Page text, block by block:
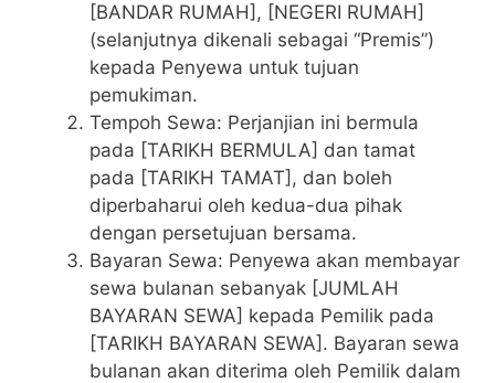
[BANDAR RUMAH], [NEGERI RUMAH]
(selanjutnya dikenali sebagai “Premis”)
kepada Penyewa untuk tujuan
pemukiman.
Tempoh Sewa: Perjanjian ini bermula
pada [TARIKH BERMULA] dan tamat
pada [TARIKH TAMAT], dan boleh
diperbaharui oleh kedua-dua pihak
dengan persetujuan bersama.
Bayaran Sewa: Penyewa akan membayar
sewa bulanan sebanyak [JUMLAH
BAYARAN SEWA] kepada Pemilik pada
[TARIKH BAYARAN SEWA]. Bayaran sewa
bulanan akan diterima oleh Pemilik dalam